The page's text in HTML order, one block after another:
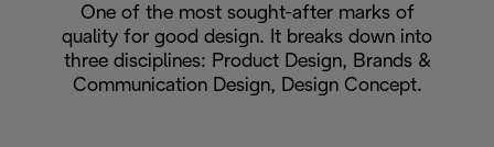
One of the most sought-after marks of
quality for good design. It breaks down into
three disciplines: Product Design, Brands &
Communication Design, Design Concept.